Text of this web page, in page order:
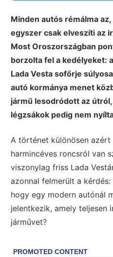
Minden autós rémálma
egyszer csak elveszíti az
Most Oroszországban
borzolta fel a kedélyeket:
Lada Vesta sofőrje
autó kormánya menet
jármű lesodródott az
légzsákok pedig nem
A történet különösen
harmincéves roncsról van
viszonylag friss Lada
azonnal felmerült a
hogy egy modern autónál
jelentkezik, amely teljesen
járművet?